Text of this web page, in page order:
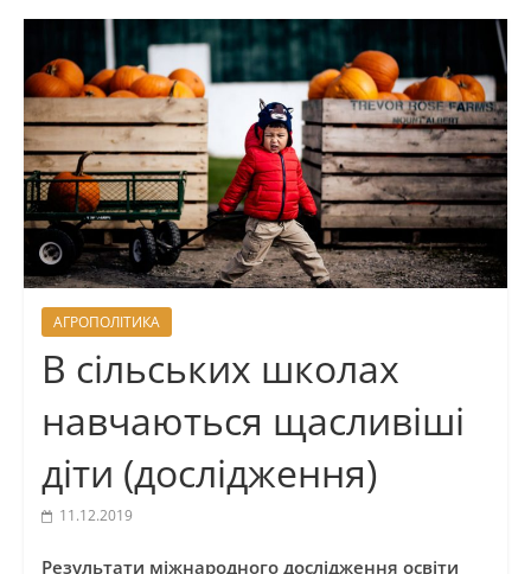
АГРОПОЛІТИКА
В сільських школах
навчаються щасливіші
діти (дослідження)
11.12.2019
Результати міжнародного дослідження освіти